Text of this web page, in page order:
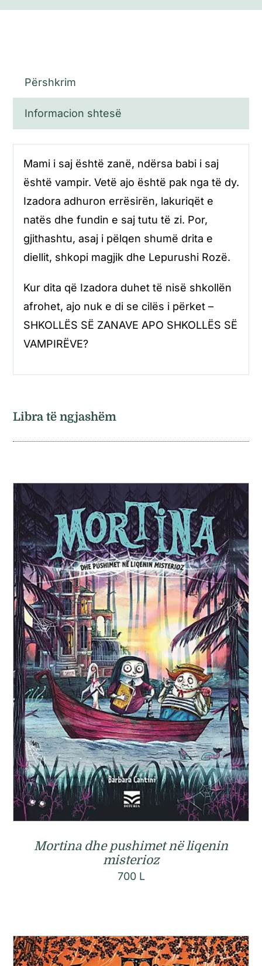
Përshkrim
Informacion shtesë
Mami i saj është zanë, ndërsa babi i saj
është vampir. Vetë ajo është pak nga të dy.
Izadora adhuron errësirën, lakuriqët e
natës dhe fundin e saj tutu të zi. Por,
gjithashtu, asaj i pëlqen shumë drita e
diellit, shkopi magjik dhe Lepurushi Rozë.
Kur dita që Izadora duhet të nisë shkollën
afrohet, ajo nuk e di se cilës i përket –
SHKOLLËS SË ZANAVE APO SHKOLLËS SË
VAMPIRËVE?
Libra të ngjashëm
Mortina dhe pushimet në liqenin
misterioz
700 L